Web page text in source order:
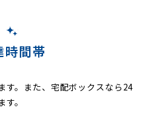
時間帯
す。また、宅配ボックスなら24
。